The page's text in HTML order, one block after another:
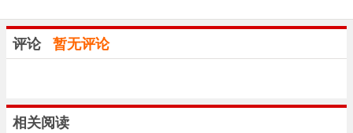
评论 暂无评论
相关阅读